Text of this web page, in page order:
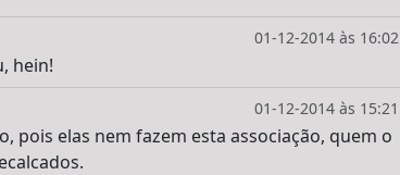
01-12-2014 às 16:02
hein!
01-12-2014 às 15:21
pois elas nem fazem esta associação, quem o